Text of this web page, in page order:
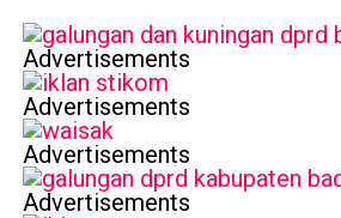
Advertisements
Advertisements
Advertisements
Advertisements